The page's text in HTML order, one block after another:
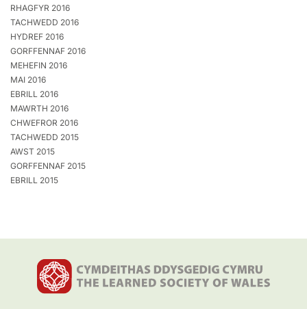
RHAGFYR 2016
TACHWEDD 2016
HYDREF 2016
GORFFENNAF 2016
MEHEFIN 2016
MAI 2016
EBRILL 2016
MAWRTH 2016
CHWEFROR 2016
TACHWEDD 2015
AWST 2015
GORFFENNAF 2015
EBRILL 2015